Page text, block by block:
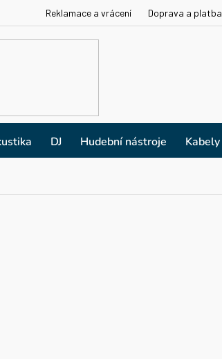
Reklamace a vrácení Doprava a platba
DJ Hudební nástroje Kabely